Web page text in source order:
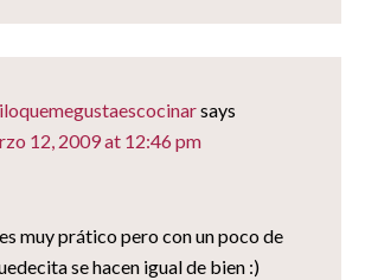
says
12, 2009 at 12:46 pm
muy prático pero con un poco de
se hacen igual de bien :)